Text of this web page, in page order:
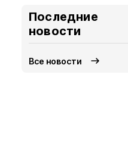
Последние
новости
Все новости